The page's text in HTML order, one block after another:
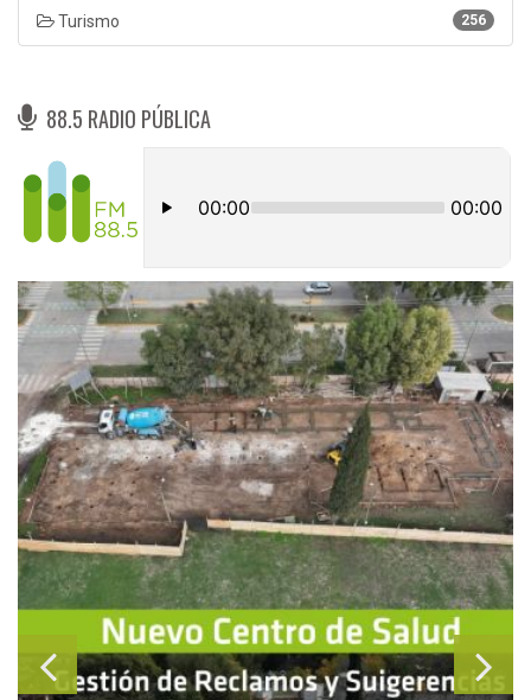
256
Turismo
88.5 RADIO PÚBLICA